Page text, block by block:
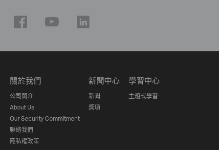
關於我們
公司簡介
About Us
Our Security Commitment
聯絡我們
隱私權政策
新聞中心
新聞
獎項
學習中心
主題式學習